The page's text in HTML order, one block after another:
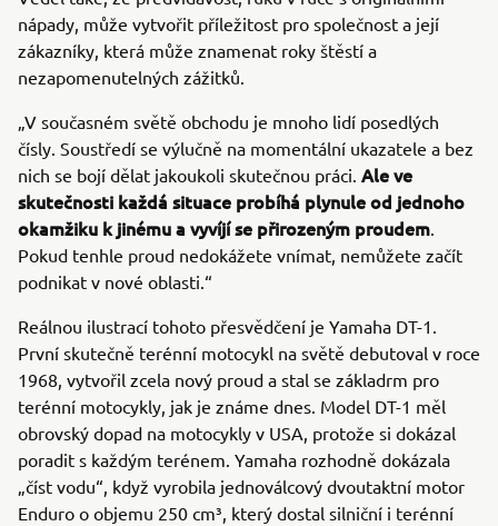
nápady, může vytvořit příležitost pro společnost a její
zákazníky, která může znamenat roky štěstí a
nezapomenutelných zážitků.
„V současném světě obchodu je mnoho lidí posedlých
čísly. Soustředí se výlučně na momentální ukazatele a bez
nich se bojí dělat jakoukoli skutečnou práci. Ale ve
skutečnosti každá situace probíhá plynule od jednoho
okamžiku k jinému a vyvíjí se přirozeným proudem.
Pokud tenhle proud nedokážete vnímat, nemůžete začít
podnikat v nové oblasti.“
Reálnou ilustrací tohoto přesvědčení je Yamaha DT-1.
První skutečně terénní motocykl na světě debutoval v roce
1968, vytvořil zcela nový proud a stal se základrm pro
terénní motocykly, jak je známe dnes. Model DT-1 měl
obrovský dopad na motocykly v USA, protože si dokázal
poradit s každým terénem. Yamaha rozhodně dokázala
„číst vodu“, když vyrobila jednoválcový dvoutaktní motor
Enduro o objemu 250 cm³, který dostal silniční i terénní